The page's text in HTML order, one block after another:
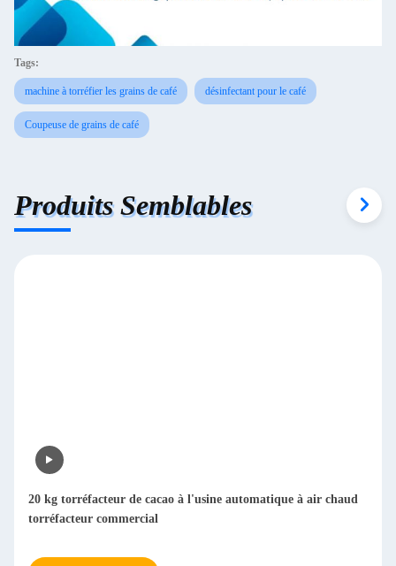
Tags:
machine à torréfier les grains de café désinfectant pour le café
Coupeuse de grains de café
Produits Semblables
20 kg torréfacteur de cacao à l'usine automatique à air chaud
torréfacteur commercial